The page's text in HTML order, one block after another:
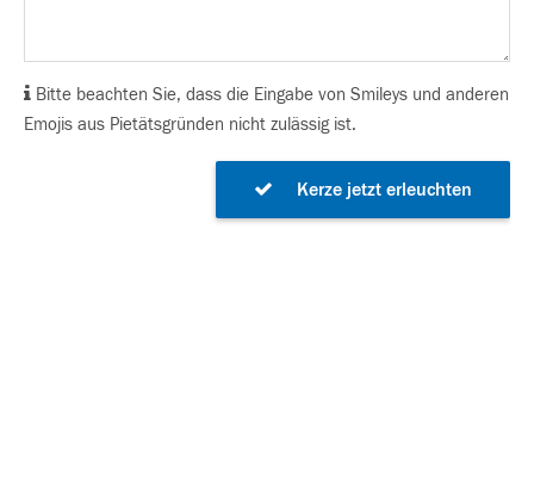
Bitte beachten Sie, dass die Eingabe von Smileys und anderen
Emojis aus Pietätsgründen nicht zulässig ist.
Kerze jetzt erleuchten